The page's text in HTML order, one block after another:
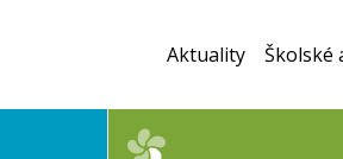
Aktuality Školské